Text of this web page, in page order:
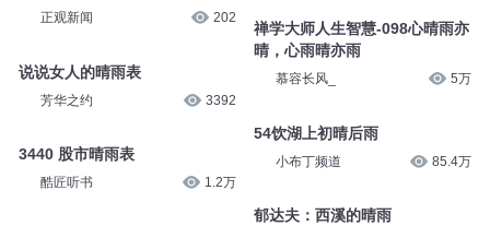
正观新闻 202
说说女人的晴雨表
芳华之约 3392
3440 股市晴雨表
酷匠听书 1.2万
禅学大师人生智慧-098心晴雨亦
晴，心雨晴亦雨
慕容长风_ 5万
54饮湖上初晴后雨
小布丁频道 85.4万
郁达夫：西溪的晴雨